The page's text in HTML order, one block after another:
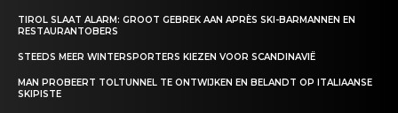
TIROL SLAAT ALARM: GROOT GEBREK AAN APRÈS SKI-BARMANNEN EN
RESTAURANTOBERS
STEEDS MEER WINTERSPORTERS KIEZEN VOOR SCANDINAVIË
MAN PROBEERT TOLTUNNEL TE ONTWIJKEN EN BELANDT OP ITALIAANSE
SKIPISTE